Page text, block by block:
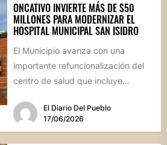
ONCATIVO INVIERTE MÁS DE $50
MILLONES PARA MODERNIZAR EL
HOSPITAL MUNICIPAL SAN ISIDRO
El Municipio avanza con una
importante refuncionalización del
centro de salud que incluye
espacios de...El Diario Del Pueblo
17/06/2026